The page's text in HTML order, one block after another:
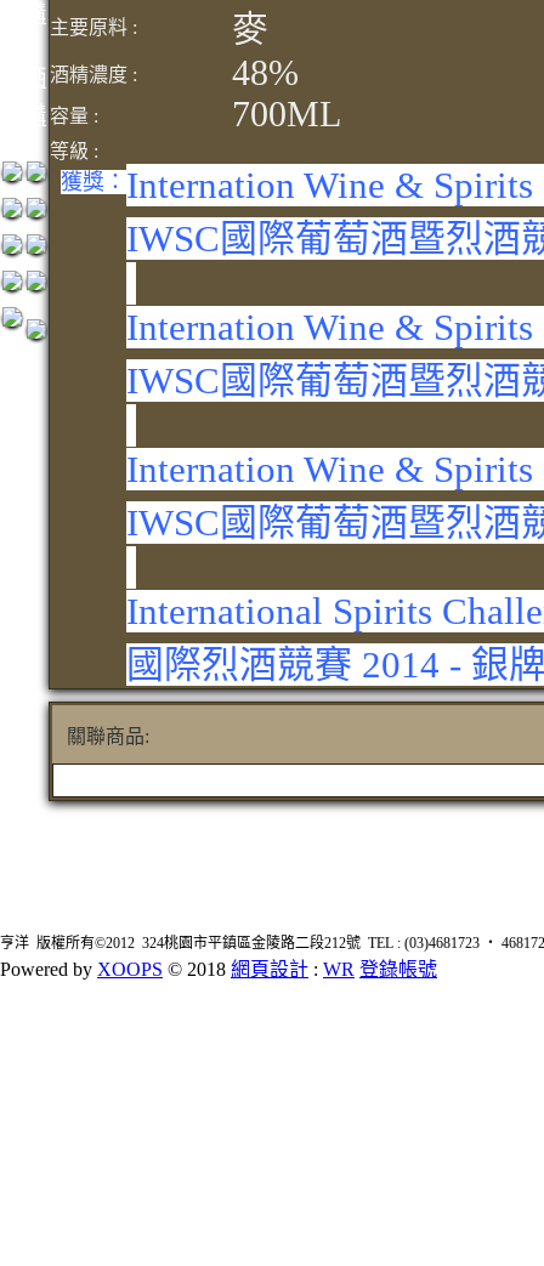
箱購
烈洒
箱購
主要原料 :
麥
酒精濃度 : 48%
容量 : 700ML
等級 :
獲獎： Internation Wine &
IWSC國際葡萄酒暨烈酒
Internation Wine &
IWSC國際葡萄酒暨烈酒
Internation Wine &
IWSC國際葡萄酒暨烈酒
International Spirits
國際烈酒競賽 2014 - 銀
關聯商品:
亨洋 版權所有©2012 324桃園市平鎮區金陵路二段212號 TEL : (03)4681723 ‧
Powered by XOOPS © 2018 網頁設計 : WR 登錄帳號